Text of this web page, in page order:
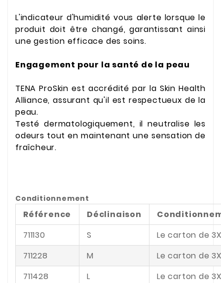
L'indicateur d'humidité vous alerte lorsque le
produit doit être changé, garantissant ainsi
une gestion efficace des soins.
Engagement pour la santé de la peau
TENA ProSkin est accrédité par la Skin Health
Alliance, assurant qu'il est respectueux de la
peau.
Testé dermatologiquement, il neutralise les
odeurs tout en maintenant une sensation de
fraîcheur.
Conditionnement
Référence Déclinaison
711130
S
Le carton de
711228
M
Le carton de
711428
L
Le carton de